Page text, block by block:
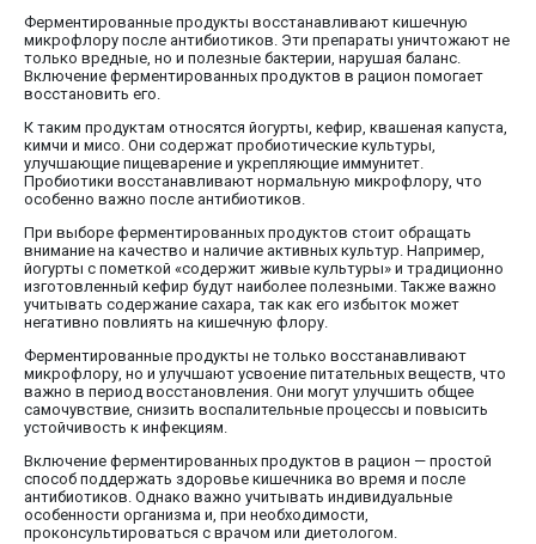
Ферментированные продукты восстанавливают кишечную
микрофлору после антибиотиков. Эти препараты уничтожают не
только вредные, но и полезные бактерии, нарушая баланс.
Включение ферментированных продуктов в рацион помогает
восстановить его.
К таким продуктам относятся йогурты, кефир, квашеная капуста,
кимчи и мисо. Они содержат пробиотические культуры,
улучшающие пищеварение и укрепляющие иммунитет.
Пробиотики восстанавливают нормальную микрофлору, что
особенно важно после антибиотиков.
При выборе ферментированных продуктов стоит обращать
внимание на качество и наличие активных культур. Например,
йогурты с пометкой «содержит живые культуры» и традиционно
изготовленный кефир будут наиболее полезными. Также важно
учитывать содержание сахара, так как его избыток может
негативно повлиять на кишечную флору.
Ферментированные продукты не только восстанавливают
микрофлору, но и улучшают усвоение питательных веществ, что
важно в период восстановления. Они могут улучшить общее
самочувствие, снизить воспалительные процессы и повысить
устойчивость к инфекциям.
Включение ферментированных продуктов в рацион — простой
способ поддержать здоровье кишечника во время и после
антибиотиков. Однако важно учитывать индивидуальные
особенности организма и, при необходимости,
проконсультироваться с врачом или диетологом.